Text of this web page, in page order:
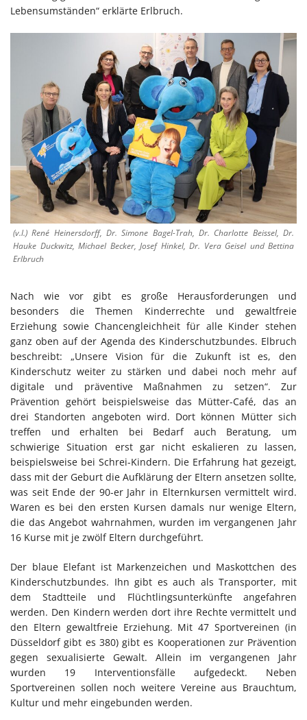
Lebensumständen“ erklärte Erlbruch.
(v.l.) René Heinersdorff, Dr. Simone Bagel-Trah, Dr. Charlotte Beissel, Dr.
Hauke Duckwitz, Michael Becker, Josef Hinkel, Dr. Vera Geisel und Bettina
Erlbruch
Nach wie vor gibt es große Herausforderungen und
besonders die Themen Kinderrechte und gewaltfreie
Erziehung sowie Chancengleichheit für alle Kinder stehen
ganz oben auf der Agenda des Kinderschutzbundes. Elbruch
beschreibt: „Unsere Vision für die Zukunft ist es, den
Kinderschutz weiter zu stärken und dabei noch mehr auf
digitale und präventive Maßnahmen zu setzen“. Zur
Prävention gehört beispielsweise das Mütter-Café, das an
drei Standorten angeboten wird. Dort können Mütter sich
treffen und erhalten bei Bedarf auch Beratung, um
schwierige Situation erst gar nicht eskalieren zu lassen,
beispielsweise bei Schrei-Kindern. Die Erfahrung hat gezeigt,
dass mit der Geburt die Aufklärung der Eltern ansetzen sollte,
was seit Ende der 90-er Jahr in Elternkursen vermittelt wird.
Waren es bei den ersten Kursen damals nur wenige Eltern,
die das Angebot wahrnahmen, wurden im vergangenen Jahr
16 Kurse mit je zwölf Eltern durchgeführt.
Der blaue Elefant ist Markenzeichen und Maskottchen des
Kinderschutzbundes. Ihn gibt es auch als Transporter, mit
dem Stadtteile und Flüchtlingsunterkünfte angefahren
werden. Den Kindern werden dort ihre Rechte vermittelt und
den Eltern gewaltfreie Erziehung. Mit 47 Sportvereinen (in
Düsseldorf gibt es 380) gibt es Kooperationen zur Prävention
gegen sexualisierte Gewalt. Allein im vergangenen Jahr
wurden 19 Interventionsfälle aufgedeckt. Neben
Sportvereinen sollen noch weitere Vereine aus Brauchtum,
Kultur und mehr eingebunden werden.